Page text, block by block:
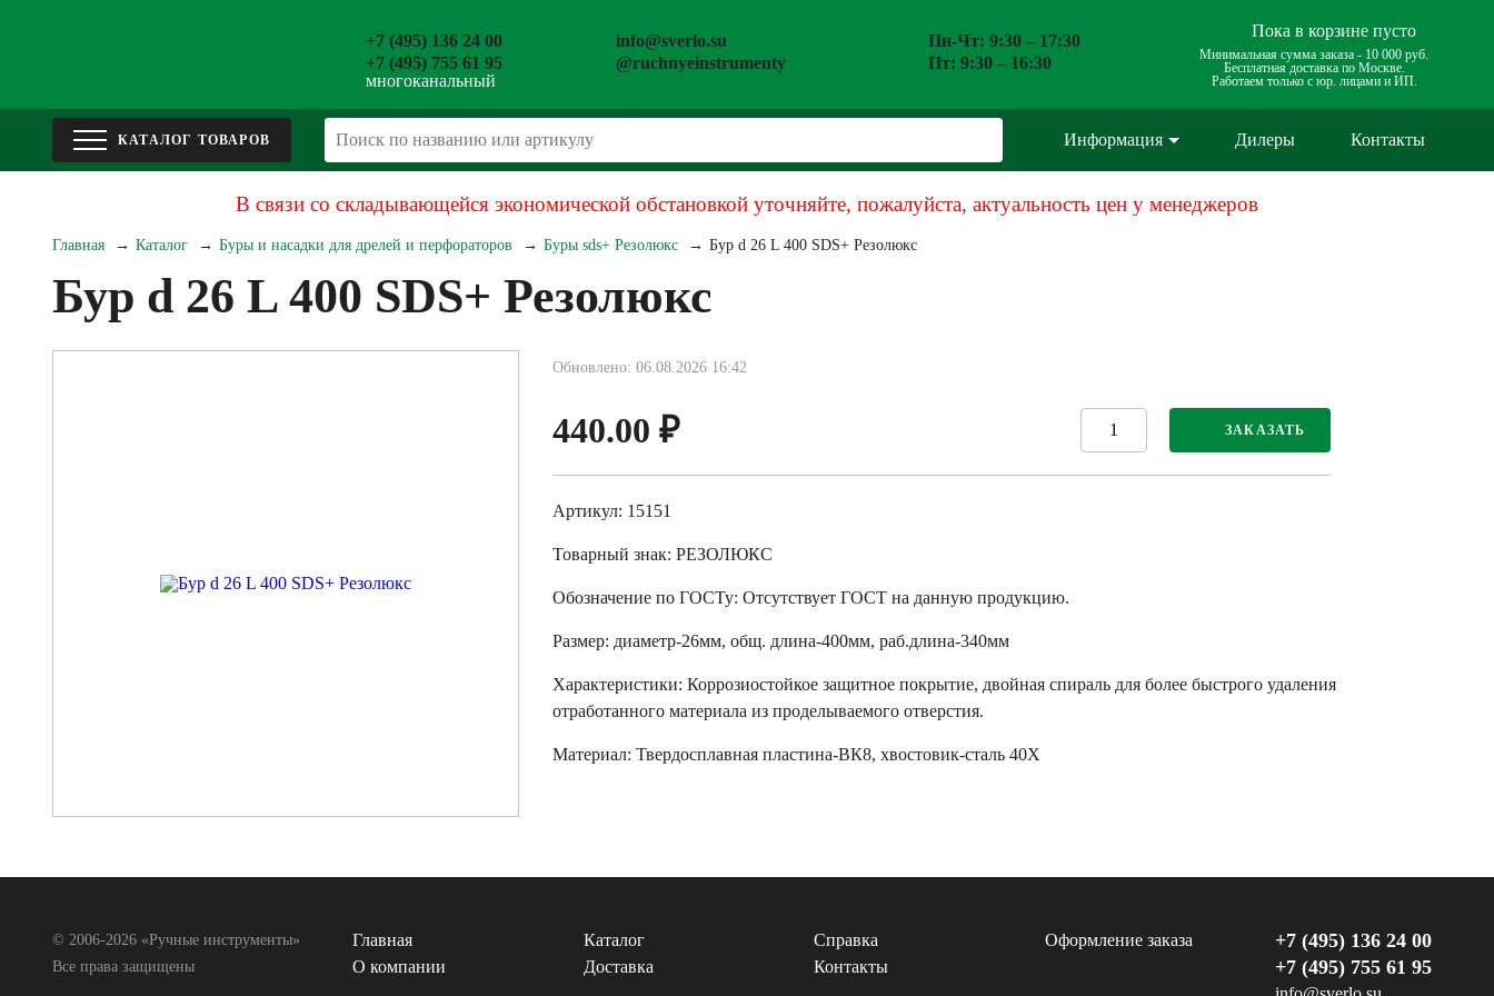
+7 (495) 136 24 00
+7 (495) 755 61 95
многоканальный
info@sverlo.su
@ruchnyeinstrumenty
Пн-Чт: 9:30 – 17:30
Пт: 9:30 – 16:30
Пока в корзине пусто
Минимальная сумма заказа - 10 000 руб.
Бесплатная доставка по Москве.
Работаем только с юр. лицами и ИП.
Информация Дилеры Контакты
В связи со складывающейся экономической обстановкой уточняйте, пожалуйста, актуальность цен у менеджеров
Главная Каталог Буры и насадки для дрелей и перфораторов Буры sds+ Резолюкс Бур d 26 L 400 SDS+ Резолюкс
Бур d 26 L 400 SDS+ Резолюкс
Обновлено: 06.08.2026 16:42
440.00 ₽ ЗАКАЗАТЬ
Артикул: 15151
Товарный знак: РЕЗОЛЮКС
Обозначение по ГОСТу: Отсутствует ГОСТ на данную продукцию.
Размер: диаметр-26мм, общ. длина-400мм, раб.длина-340мм
Характеристики: Коррозиостойкое защитное покрытие, двойная спираль для более быстрого удаления
отработанного материала из проделываемого отверстия.
Материал: Твердосплавная пластина-ВК8, хвостовик-сталь 40Х
© 2006-2026 «Ручные инструменты»
Все права защищены
Главная Каталог Справка
Оформление заказа
О компании
Доставка Контакты
+7 (495) 136 24 00
+7 (495) 755 61 95